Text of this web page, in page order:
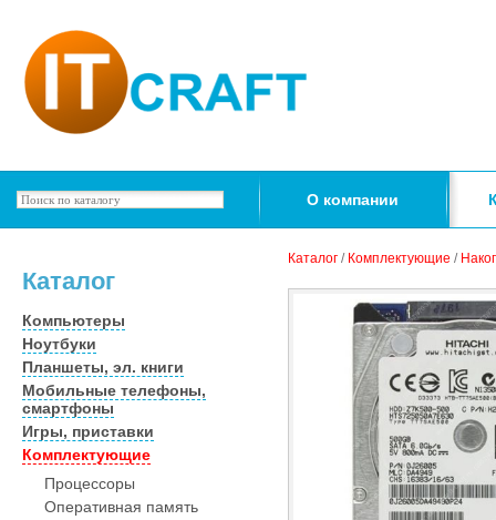
О компании
Каталог
Компьютеры
Ноутбуки
Планшеты, эл. книги
Мобильные телефоны,
смартфоны
Игры, приставки
Комплектующие
Процессоры
Оперативная память
Каталог / Комплектующие /